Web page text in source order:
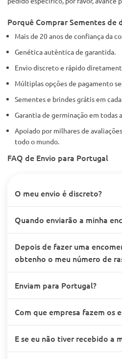
Porquê Comprar Sementes de
Mais de 20 anos de confiança da
Genética autêntica de garantida.
Envio discreto e rápido
Múltiplas opções de pagamento
Sementes e brindes grátis em
Garantia de germinação em todas
Apoiado por milhares de
todo o mundo.
FAQ de Envio para Portugal
O meu envio é discreto?
Quando enviarão a minha
Depois de fazer uma
obtenho o meu número de
Enviam para Portugal?
Com que empresa fazem os
E se eu não tiver recebido a